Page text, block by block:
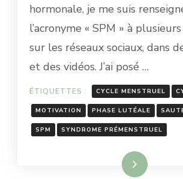
SYNDROME
PRÉMENSTRUEL,
QUOI
?
hormonale, je me suis
l’acronyme « SPM » à
sur les réseaux sociaux, dans
et des vidéos. J’ai posé …
ÉTIQUETTES : CYCLE MENSTRUEL
MOTIVATION PHASE LUTÉALE
SPM SYNDROME PRÉMENSTRUEL
Lire la suite